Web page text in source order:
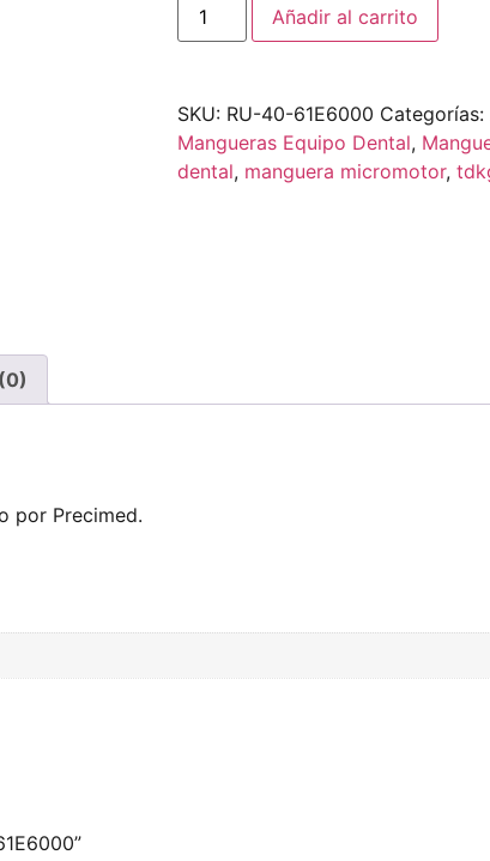
Añadir al carrito
SKU: RU-40-61E6000 Categorías:
Mangueras Equipo Dental,
dental, manguera micromotor,
por Precimed.